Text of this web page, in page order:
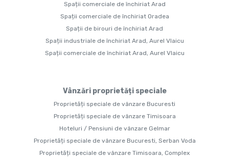
Spații comerciale de închiriat Arad
Spații comerciale de închiriat Oradea
Spații de birouri de închiriat Arad
Spații industriale de închiriat Arad, Aurel Vlaicu
Spații comerciale de închiriat Arad, Aurel Vlaicu
Vânzări proprietăți speciale
Proprietăți speciale de vânzare Bucuresti
Proprietăți speciale de vânzare Timisoara
Hoteluri / Pensiuni de vânzare Gelmar
Proprietăți speciale de vânzare Bucuresti, Serban Voda
Proprietăți speciale de vânzare Timisoara, Complex